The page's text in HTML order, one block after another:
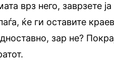
врз него, заврзете
ќе ги оставите
зар не?